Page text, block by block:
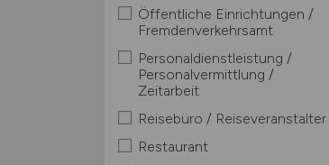
Öffentliche Einrichtungen /
Fremdenverkehrsamt
Personaldienstleistung /
Personalvermittlung /
Zeitarbeit
Reisebüro / Reiseveranstalter
Restaurant